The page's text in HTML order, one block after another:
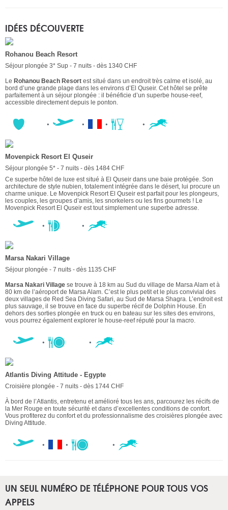
IDÉES DÉCOUVERTE
Rohanou Beach Resort
Séjour plongée 3* Sup - 7 nuits - dès 1340 CHF
Le Rohanou Beach Resort est situé dans un endroit très calme et isolé, au
bord d’une grande plage dans les environs d’El Quseir. Cet hôtel se prête
parfaitement à un séjour plongée : il bénéficie d’un superbe house-reef,
accessible directement depuis le ponton.
Movenpick Resort El Quseir
Séjour plongée 5* - 7 nuits - dès 1484 CHF
Ce superbe hôtel de luxe est situé à El Quseir dans une baie protégée. Son
architecture de style nubien, totalement intégrée dans le désert, lui procure un
charme unique. Le Movenpick Resort El Quseir est parfait pour les plongeurs,
les couples, les groupes d’amis, les snorkelers ou les fins gourmets ! Le
Movenpick Resort El Quseir est tout simplement une superbe adresse.
Marsa Nakari Village
Séjour plongée - 7 nuits - dès 1135 CHF
Marsa Nakari Village se trouve à 18 km au Sud du village de Marsa Alam et à
80 km de l’aéroport de Marsa Alam. C’est le plus petit et le plus convivial des
deux villages de Red Sea Diving Safari, au Sud de Marsa Shagra. L’endroit est
plus sauvage, il se trouve en face du superbe récif de Dolphin House. En
dehors des sorties plongée en truck ou en bateau sur les sites des environs,
vous pourrez également explorer le house-reef réputé pour la macro.
Atlantis Diving Attitude - Egypte
Croisière plongée - 7 nuits - dès 1744 CHF
À bord de l’Atlantis, entretenu et amélioré tous les ans, parcourez les récifs de
la Mer Rouge en toute sécurité et dans d’excellentes conditions de confort.
Vous profiterez du confort et du professionnalisme des croisières plongée avec
Diving Attitude.
UN SEUL NUMÉRO DE TÉLÉPHONE POUR TOUS VOS
APPELS